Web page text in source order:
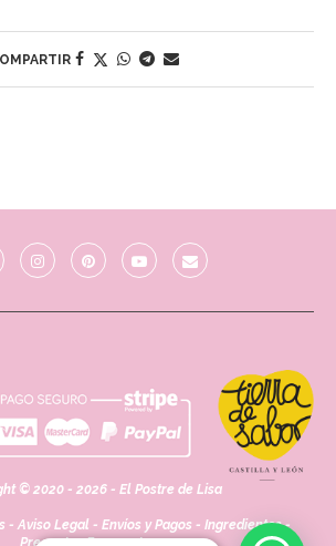
© 2020 - 2026 - El Postre de Lisa
-Aviso Legal - Envíos y Pagos - Ingredientes-